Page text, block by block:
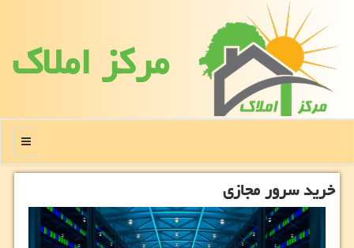
مركز املاك
منو
خرید سرور مجازی